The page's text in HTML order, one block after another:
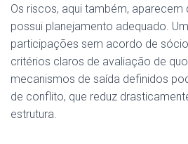
Os riscos, aqui também, aparecem
possui planejamento adequado.
participações sem acordo de
critérios claros de avaliação de
mecanismos de saída definidos
de conflito, que reduz
estrutura.